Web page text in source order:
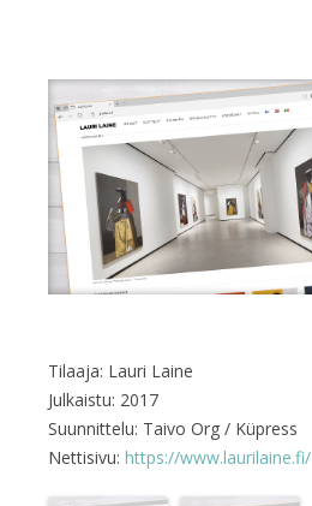
Tilaaja: Lauri Laine
Julkaistu: 2017
Suunnittelu: Taivo Org / Küpress
Nettisivu: https://www.laurilaine.fi/